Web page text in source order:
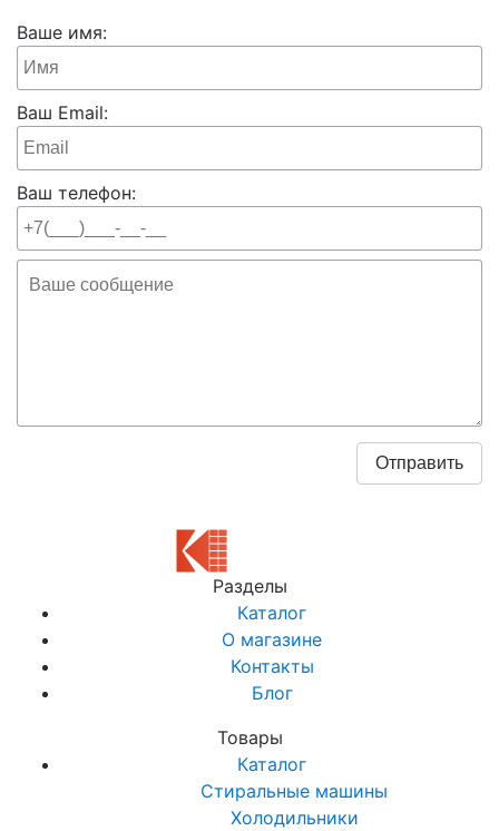
Ваше имя:
Ваш Email:
Ваш телефон:
Разделы
Каталог
О магазине
Контакты
Блог
Товары
Каталог
Стиральные машины
Холодильники